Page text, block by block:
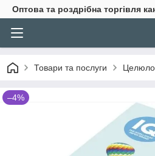
Оптова та роздрібна торгівля
Товари та послуги
–4%